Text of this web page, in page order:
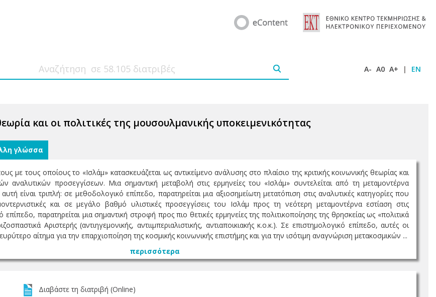
A- A0 A+ | EN
και οι πολιτικές της μουσουλμανικής υποκειμενικότητας
γλώσσα
με τους οποίους το «Ισλάμ» κατασκευάζεται ως αντικείμενο ανάλυσης στο πλαίσιο της κριτικής κοινωνικής θεωρίας και
αναλυτικών προσεγγίσεων. Μια σημαντική μεταβολή στις ερμηνείες του «Ισλάμ» συντελείται από τη μεταμοντέρνα
είναι τριπλή: σε μεθοδολογικό επίπεδο, παρατηρείται μια αξιοσημείωτη μετατόπιση στις αναλυτικές κατηγορίες που
και σε μεγάλο βαθμό υλιστικές προσεγγίσεις του Ισλάμ προς τη νεότερη μεταμοντέρνα εστίαση στις
επίπεδο, παρατηρείται μια σημαντική στροφή προς πιο θετικές ερμηνείες της πολιτικοποίησης της θρησκείας ως «πολιτικά
Αριστερής (αντιηγεμονικής, αντιιμπεριαλιστικής, αντιαποικιακής κ.ο.κ.). Σε επιστημολογικό επίπεδο, αυτές οι
αίτημα για την επαρχιοποίηση της κοσμικής κοινωνικής επιστήμης και για την ισότιμη αναγνώριση μετακοσμικών ...
περισσότερα
Διαβάστε τη διατριβή (Online)